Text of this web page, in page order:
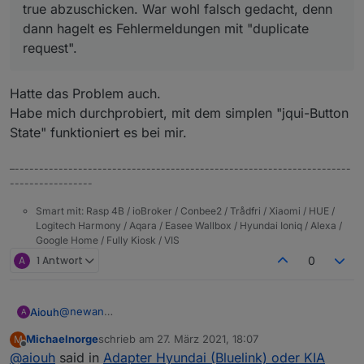
Ich habe versucht mit einem toggle switch in der VIS
einfach mal bei "force refresh" ein true abzuschicken.
War wohl falsch gedacht, denn dann hagelt es
Was genau ist bei den Adaptereinstellungen "Requests
per day"? Das Limit damit ich nicht zuviele Requests an
true abzuschicken. War wohl falsch gedacht, denn
dann hagelt es Fehlermeldungen mit "duplicate
request".
Hatte das Problem auch.
Habe mich durchprobiert, mit dem simplen "jqui-Button
State" funktioniert es bei mir.
–---------------------------------------------------------------------
-----------------
Smart mit: Rasp 4B / ioBroker / Conbee2 / Trådfri / Xiaomi / HUE /
Logitech Harmony / Aqara / Easee Wallbox / Hyundai Ioniq / Alexa /
Google Home / Fully Kiosk / VIS
A 1 Antwort 0
A Aiouh@newan
happy, dass Du Dich um meinen Request kümmerst und
ich jetzt neben dem Nissan Leaf jetzt auch den Kia im
Folgende Anmerkungen bzw. Fragen:
M
Offline
Michaelnorgeschrieb am 27. März 2021, 18:07
zuletzt editiert von
@aiouh said in Adapter Hyundai (Bluelink) oder KIA